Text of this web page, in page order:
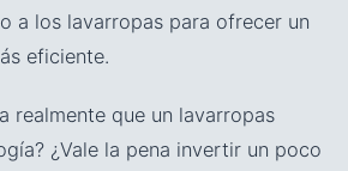
a los lavarropas para ofrecer un
eficiente.
realmente que un lavarropas
¿Vale la pena invertir un poco